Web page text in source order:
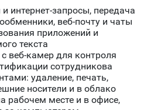
интернет-запросы, передача
веб-почту и чаты
приложений и
текста
веб-камер для контроля
сотрудникова
удаление, печать,
носители и в облако
рабочем месте и в офисе,